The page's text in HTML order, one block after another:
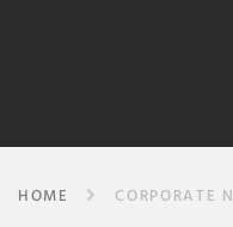
HOME CORPORATE